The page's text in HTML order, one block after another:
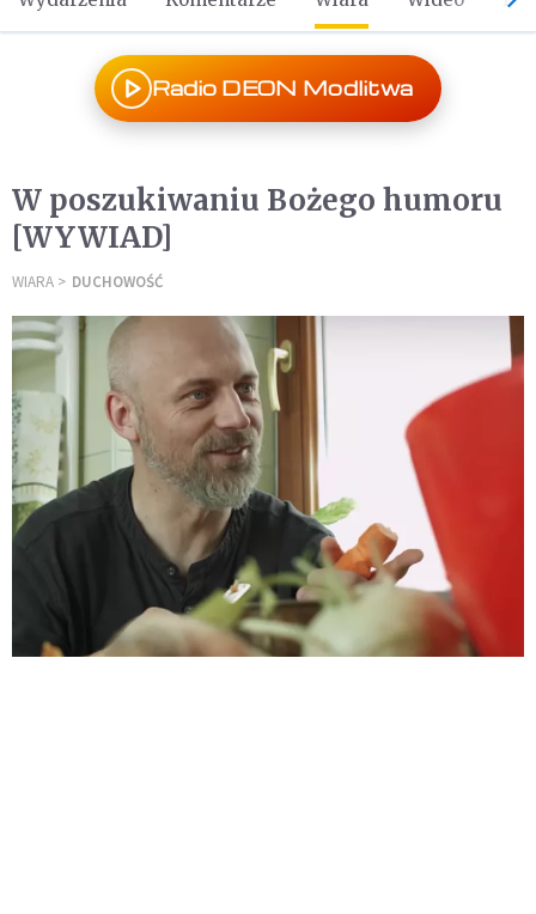
Radio DEON Modlitwa
W poszukiwaniu Bożego humoru
[WYWIAD]
WIARA DUCHOWOŚĆ